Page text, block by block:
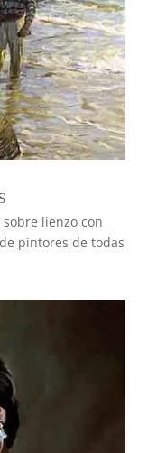
lienzo con
pintores de todas